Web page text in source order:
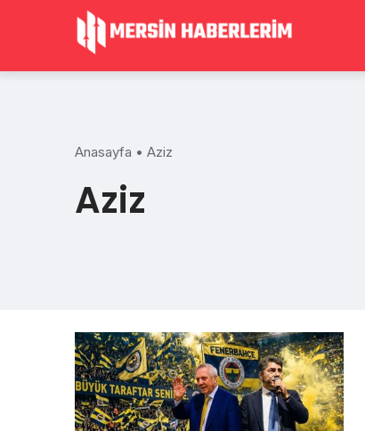
Anasayfa • Aziz
Aziz